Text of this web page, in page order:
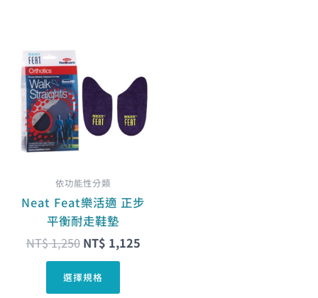
依功能性分類
Neat Feat樂活適 正步
平衡耐走鞋墊
NT$1,250
格：
NT$ 1,250。
NT$ 1,125
格：
NT$ 1,125。
選擇規格
有
多
種
在
品
頁